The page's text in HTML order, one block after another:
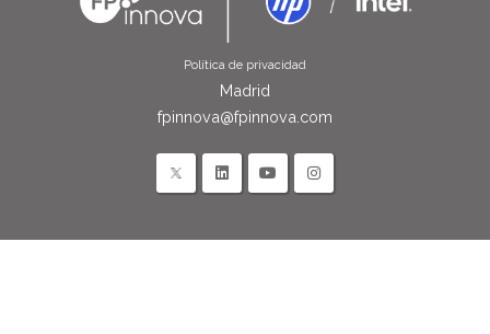
Política de privacidad
Madrid
fpinnova@fpinnova.com